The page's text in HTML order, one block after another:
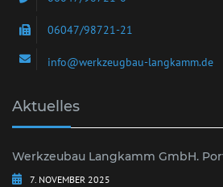
06047/98721-21
info@werkzeugbau-langkamm.de
Aktuelles
Werkzeubau Langkamm GmbH.
7. NOVEMBER 2025